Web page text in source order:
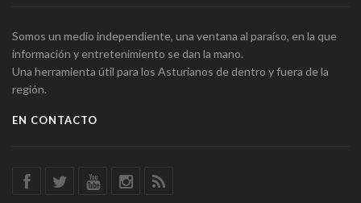
Somos un medio independiente, una ventana al paraíso, en la que
información y entretenimiento se dan la mano.
Una herramienta útil para los Asturianos de dentro y fuera de la
región.
EN CONTACTO